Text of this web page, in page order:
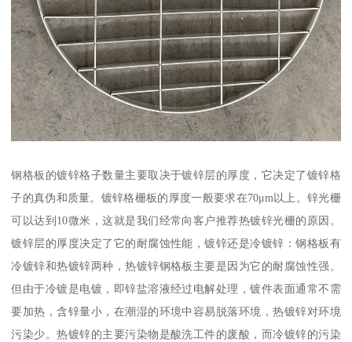
钢格板的镀锌格子数量主要取决于镀锌层的厚度，它决定了镀锌格
子的真伪和质量。镀锌格栅板的厚度一般要求在70μm以上。锌光栅
可以达到10微米，这就是我们经常向客户推荐热镀锌光栅的原因。
镀锌层的厚度决定了它的耐腐蚀性能，镀锌还是冷镀锌：钢格板有
冷镀锌和热镀锌两种，热镀锌钢格板主要是因为它的耐腐蚀性强。
但由于冷镀是电镀，即锌盐溶液经过电解处理，镀件表面通常不需
要加热，含锌量小，在潮湿的环境中容易脱落环境，热镀锌对环境
污染少。热镀锌的主要污染物是酸洗工件的废酸，而冷镀锌的污染